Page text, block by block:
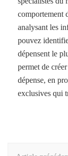
comportement
analysant les
pouvez
dépensent le
permet de
dépense, en
exclusives qui